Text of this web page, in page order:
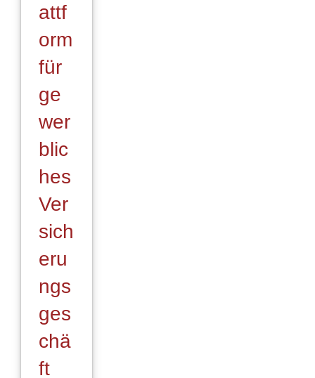
attf
orm
für
ge
wer
blic
hes
Ver
sich
eru
ngs
ges
chä
ft